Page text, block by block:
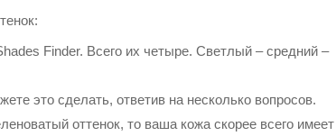
Finder. Всего их четыре. Светлый – средний –
это сделать, ответив на несколько вопросов.
оттенок, то ваша кожа скорее всего имеет